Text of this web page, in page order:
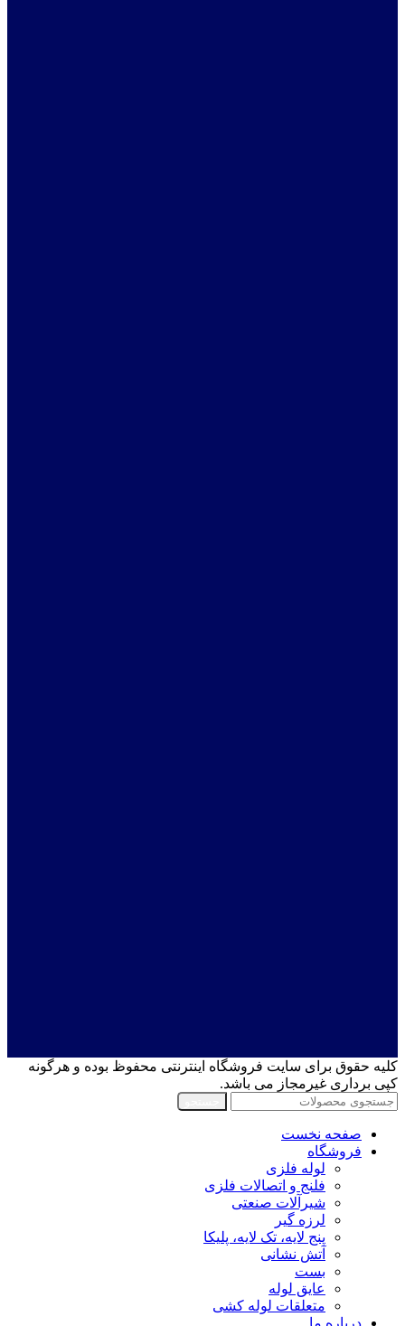
کلیه حقوق برای سایت فروشگاه اینترنتی محفوظ بوده و هرگونه
کپی برداری غیرمجاز می باشد.
صفحه نخست
فروشگاه
لوله فلزی
فلنج و اتصالات فلزی
شیرآلات صنعتی
لرزه گیر
پنج لایه، تک لایه، پلیکا
آتش نشانی
بست
عایق لوله
متعلقات لوله کشی